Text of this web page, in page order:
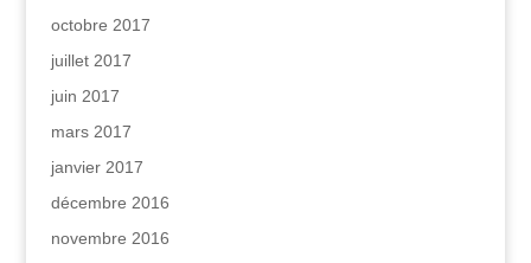
octobre 2017
juillet 2017
juin 2017
mars 2017
janvier 2017
décembre 2016
novembre 2016